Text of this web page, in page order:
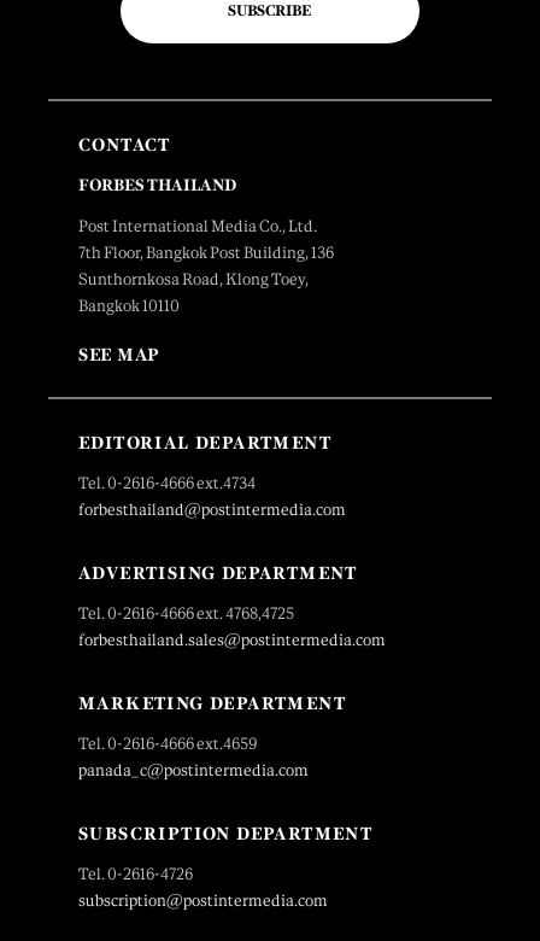
SUBSCRIBE
CONTACT
FORBES THAILAND
Post International Media Co., Ltd.
7th Floor, Bangkok Post Building, 136
Sunthornkosa Road, Klong Toey,
Bangkok 10110
SEE MAP
EDITORIAL DEPARTMENT
Tel. 0-2616-4666 ext.4734
forbesthailand@postintermedia.com
ADVERTISING DEPARTMENT
Tel. 0-2616-4666 ext. 4768,4725
forbesthailand.sales@postintermedia.com
MARKETING DEPARTMENT
Tel. 0-2616-4666 ext.4659
panada_c@postintermedia.com
SUBSCRIPTION DEPARTMENT
Tel. 0-2616-4726
subscription@postintermedia.com